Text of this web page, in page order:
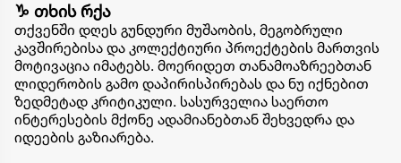
♑ თხის რქა
თქვენში დღეს გუნდური მუშაობის, მეგობრული
კავშირებისა და კოლექტიური პროექტების მართვის
მოტივაცია იმატებს. მოერიდეთ თანამოაზრეებთან
ლიდერობის გამო დაპირისპირებას და ნუ იქნებით
ზედმეტად კრიტიკული. სასურველია საერთო
ინტერესების მქონე ადამიანებთან შეხვედრა და
იდეების გაზიარება.